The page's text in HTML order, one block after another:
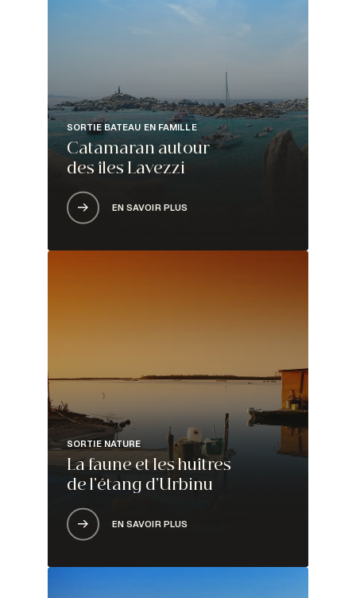
SORTIE BATEAU EN FAMILLE
Catamaran autour
des îles Lavezzi
EN SAVOIR PLUS
SORTIE NATURE
La faune et les huîtres
de l’étang d’Urbinu
EN SAVOIR PLUS